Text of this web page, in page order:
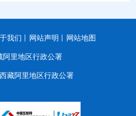
我们 网站声明 网站地图
阿里地区行政公署
藏阿里地区行政公署